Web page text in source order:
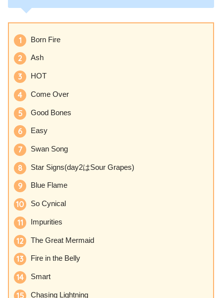
Born Fire
Ash
HOT
Come Over
Good Bones
Easy
Swan Song
Star Signs(day2はSour Grapes)
Blue Flame
So Cynical
Impurities
The Great Mermaid
Fire in the Belly
Smart
Chasing Lightning